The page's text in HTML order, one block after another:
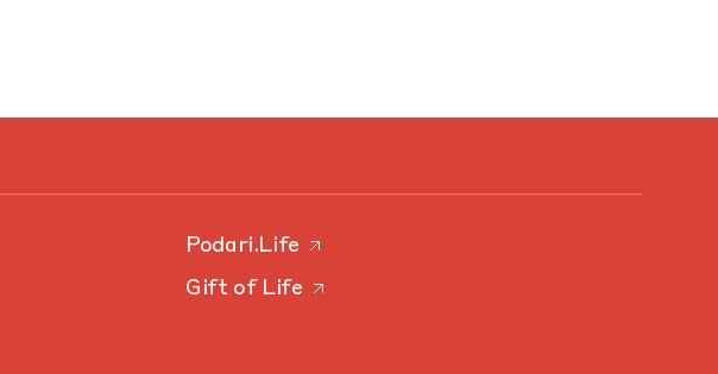
Podari.Life
Gift of Life